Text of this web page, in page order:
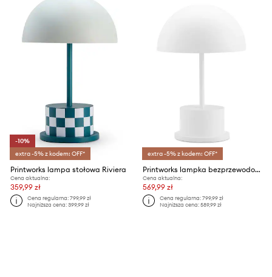
-10%
extra -5% z kodem: OFF*
Printworks lampa stołowa Riviera
Cena aktualna:
359,99 zł
Cena regularna:799,99 zł
Najniższa cena:399,99 zł
extra -5% z kodem: OFF*
Printworks lampka bezprzewodowa Riviera
Cena aktualna:
569,99 zł
Cena regularna:799,99 zł
Najniższa cena:589,99 zł